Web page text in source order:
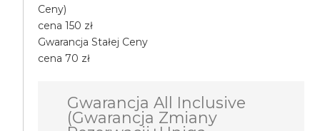
Ceny)
cena 150 zł
Gwarancja Stałej Ceny
cena 70 zł
Gwarancja All Inclusive
(Gwarancja Zmiany